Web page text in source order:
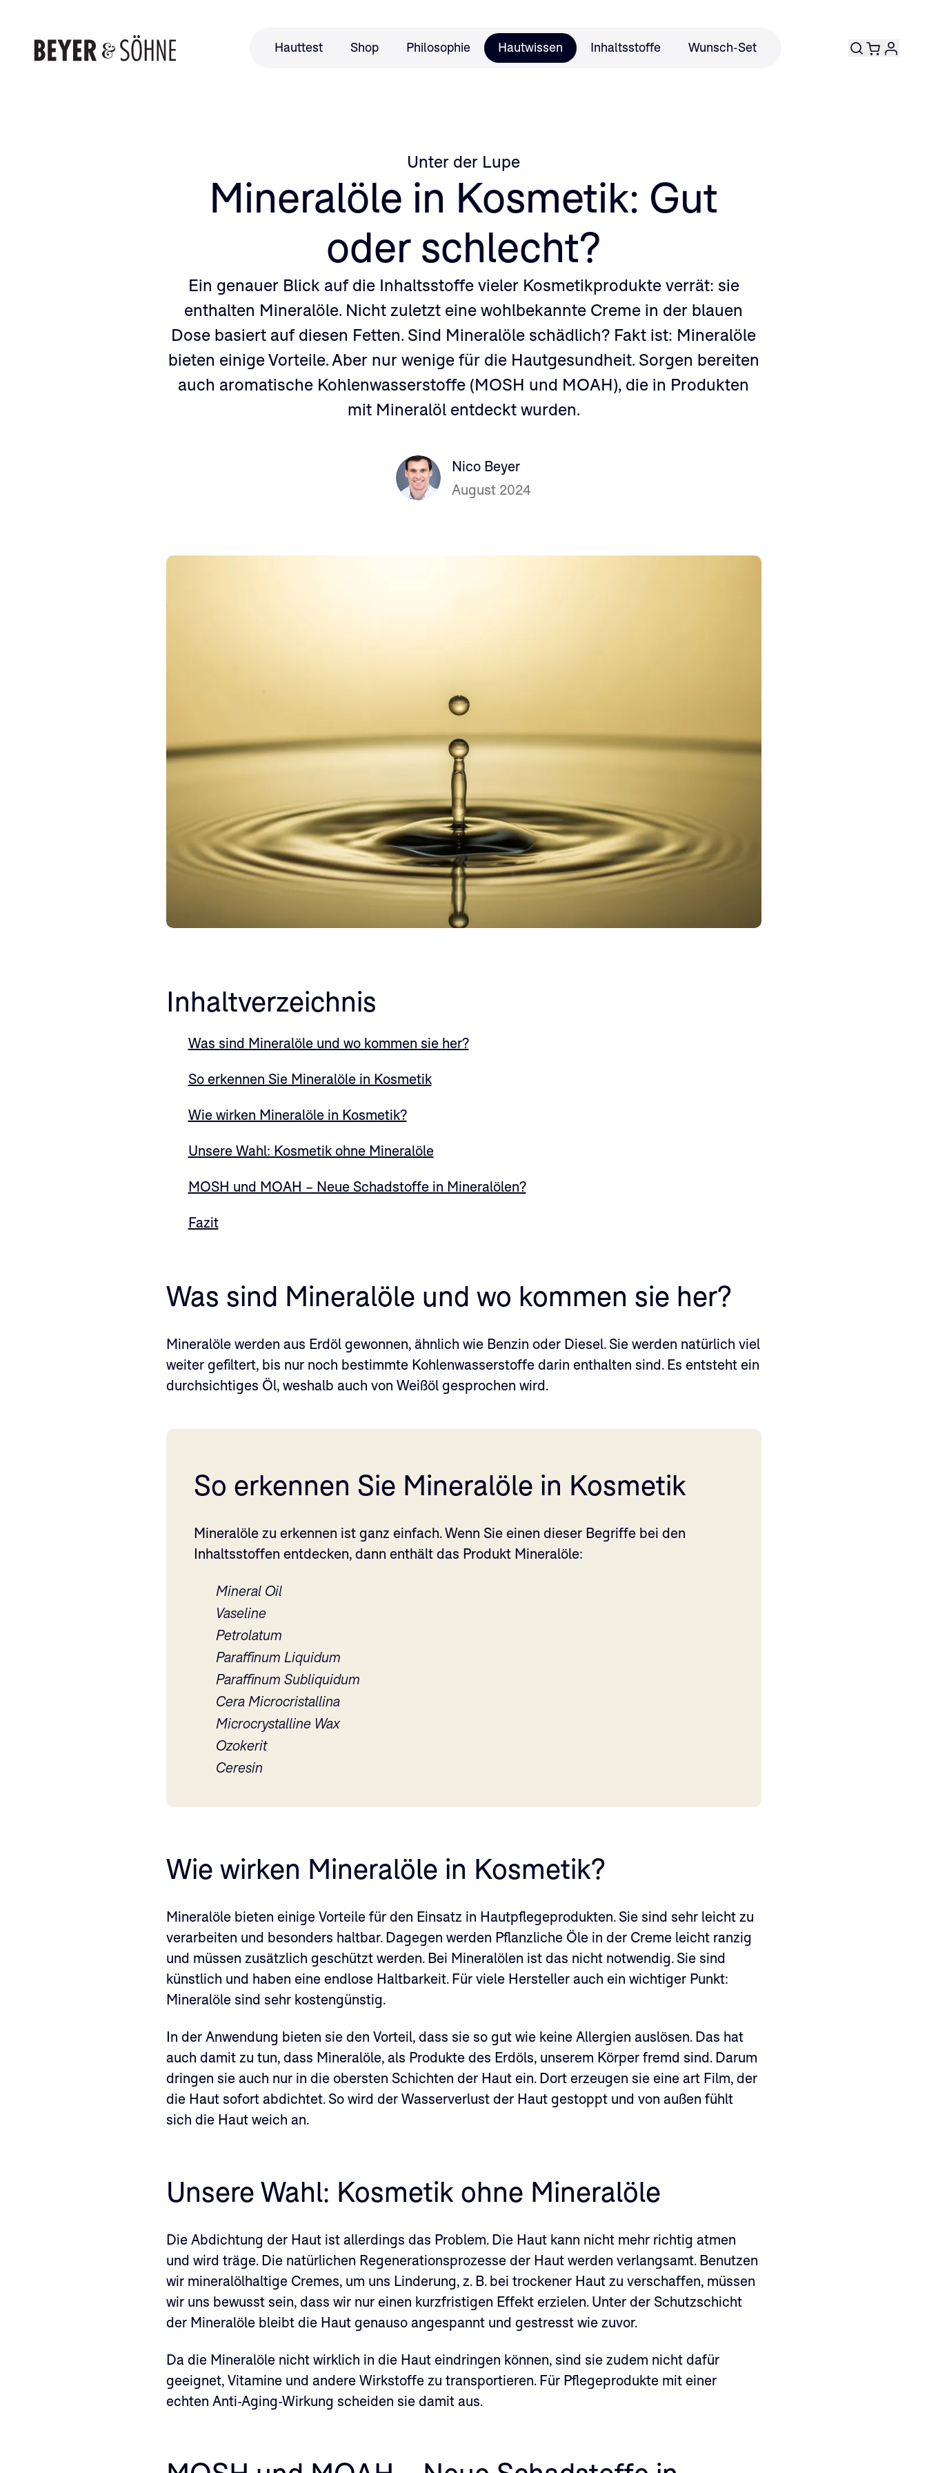
Hauttest Shop Philosophie Hautwissen Inhaltsstoffe Wunsch-Set
Unter der Lupe
Mineralöle in Kosmetik: Gut
oder schlecht?
Ein genauer Blick auf die Inhaltsstoffe vieler Kosmetikprodukte verrät: sie
enthalten Mineralöle. Nicht zuletzt eine wohlbekannte Creme in der blauen
Dose basiert auf diesen Fetten. Sind Mineralöle schädlich? Fakt ist: Mineralöle
bieten einige Vorteile. Aber nur wenige für die Hautgesundheit. Sorgen bereiten
auch aromatische Kohlenwasserstoffe (MOSH und MOAH), die in Produkten
mit Mineralöl entdeckt wurden.
Nico Beyer
August 2024
Inhaltverzeichnis
Was sind Mineralöle und wo kommen sie her?
So erkennen Sie Mineralöle in Kosmetik
Wie wirken Mineralöle in Kosmetik?
Unsere Wahl: Kosmetik ohne Mineralöle
MOSH und MOAH – Neue Schadstoffe in Mineralölen?
Fazit
Was sind Mineralöle und wo kommen sie her?
Mineralöle werden aus Erdöl gewonnen, ähnlich wie Benzin oder Diesel. Sie werden natürlich viel
weiter gefiltert, bis nur noch bestimmte Kohlenwasserstoffe darin enthalten sind. Es entsteht ein
durchsichtiges Öl, weshalb auch von Weißöl gesprochen wird.
So erkennen Sie Mineralöle in Kosmetik
Mineralöle zu erkennen ist ganz einfach. Wenn Sie einen dieser Begriffe bei den
Inhaltsstoffen entdecken, dann enthält das Produkt Mineralöle:
Mineral Oil
Vaseline
Petrolatum
Paraffinum Liquidum
Paraffinum Subliquidum
Cera Microcristallina
Microcrystalline Wax
Ozokerit
Ceresin
Wie wirken Mineralöle in Kosmetik?
Mineralöle bieten einige Vorteile für den Einsatz in Hautpflegeprodukten. Sie sind sehr leicht zu
verarbeiten und besonders haltbar. Dagegen werden Pflanzliche Öle in der Creme leicht ranzig
und müssen zusätzlich geschützt werden. Bei Mineralölen ist das nicht notwendig. Sie sind
künstlich und haben eine endlose Haltbarkeit. Für viele Hersteller auch ein wichtiger Punkt:
Mineralöle sind sehr kostengünstig.
In der Anwendung bieten sie den Vorteil, dass sie so gut wie keine Allergien auslösen. Das hat
auch damit zu tun, dass Mineralöle, als Produkte des Erdöls, unserem Körper fremd sind. Darum
dringen sie auch nur in die obersten Schichten der Haut ein. Dort erzeugen sie eine art Film, der
die Haut sofort abdichtet. So wird der Wasserverlust der Haut gestoppt und von außen fühlt
sich die Haut weich an.
Unsere Wahl: Kosmetik ohne Mineralöle
Die Abdichtung der Haut ist allerdings das Problem. Die Haut kann nicht mehr richtig atmen
und wird träge. Die natürlichen Regenerationsprozesse der Haut werden verlangsamt. Benutzen
wir mineralölhaltige Cremes, um uns Linderung, z. B. bei trockener Haut zu verschaffen, müssen
wir uns bewusst sein, dass wir nur einen kurzfristigen Effekt erzielen. Unter der Schutzschicht
der Mineralöle bleibt die Haut genauso angespannt und gestresst wie zuvor.
Da die Mineralöle nicht wirklich in die Haut eindringen können, sind sie zudem nicht dafür
geeignet, Vitamine und andere Wirkstoffe zu transportieren. Für Pflegeprodukte mit einer
echten Anti-Aging-Wirkung scheiden sie damit aus.